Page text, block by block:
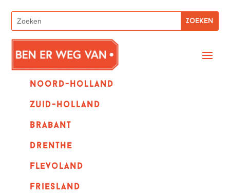
Noord-holland
zuid-holland
Brabant
Drenthe
Flevoland
Friesland